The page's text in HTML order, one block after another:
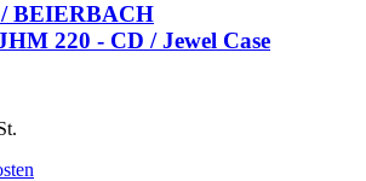
BEIERBACH
220 - CD / Jewel Case